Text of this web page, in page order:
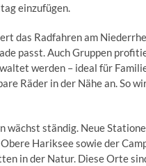
einzufügen.
das Radfahren am
passt. Auch Gruppen
werden – ideal für
Räder in der Nähe an. So
wächst ständig. Neue
Hariksee sowie der
in der Natur. Diese Orte